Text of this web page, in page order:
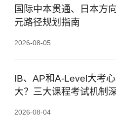
国际中本贯通、日本方
元路径规划指南
2026-08-05
IB、AP和A-Level大考
大？三大课程考试机制
2026-08-04